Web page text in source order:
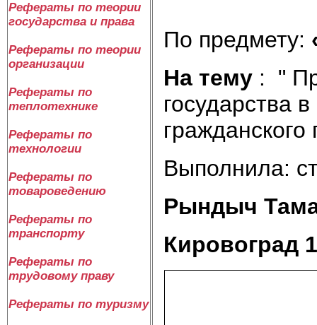
Рефераты по теории
государства и права
Рефераты по теории
организации
Рефераты по
теплотехнике
Рефераты по
технологии
Рефераты по
товароведению
Рефераты по
транспорту
Рефераты по
трудовому праву
Рефераты по туризму
По предмету:
На тему : "
государства
Выполнила:
Рындыч
Кировоград